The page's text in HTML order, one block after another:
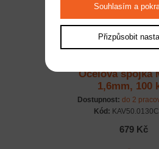
Ocelová spojka
1,6mm, 100
Dostupnost: do 2
Kód:
679 Kč
Souhlasím a
Přizpůsobit